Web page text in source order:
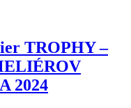
TROPHY –
2024